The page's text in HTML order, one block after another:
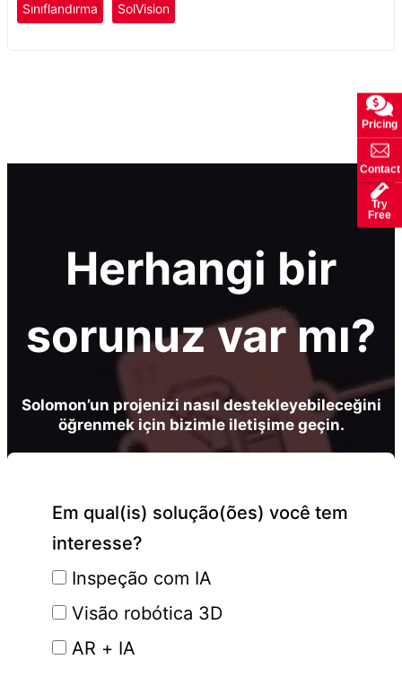
Sınıflandırma SolVision
Pricing
Contact
Try
Free
Herhangi bir
sorunuz var mı?
Solomon’un projenizi nasıl destekleyebileceğini
öğrenmek için bizimle iletişime geçin.
Em qual(is) solução(ões) você tem
interesse?
Inspeção com IA
Visão robótica 3D
AR + IA